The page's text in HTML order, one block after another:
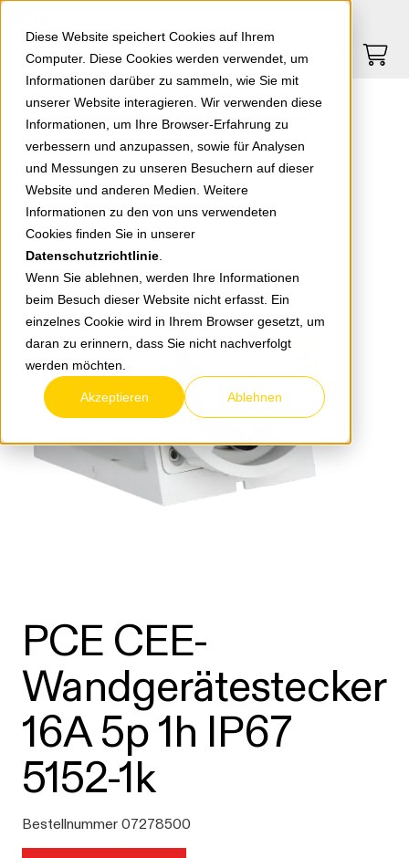
Diese Website speichert Cookies auf Ihrem
Computer. Diese Cookies werden verwendet, um
Informationen darüber zu sammeln, wie Sie mit
unserer Website interagieren. Wir verwenden diese
Informationen, um Ihre Browser-Erfahrung zu
verbessern und anzupassen, sowie für Analysen
und Messungen zu unseren Besuchern auf dieser
Website und anderen Medien. Weitere
Informationen zu den von uns verwendeten
Cookies finden Sie in unserer
Datenschutzrichtlinie
Wenn Sie ablehnen, werden Ihre Informationen
beim Besuch dieser Website nicht erfasst. Ein
einzelnes Cookie wird in Ihrem Browser gesetzt, um
daran zu erinnern, dass Sie nicht nachverfolgt
werden möchten.
Akzeptieren Ablehnen
Springe zu Hauptinhalt Springe zum Footer
0
zurück zur Übersicht
PCE CEE-
Wandgerätestecker
16A 5p 1h IP67
5152-1k
Bestellnummer 07278500